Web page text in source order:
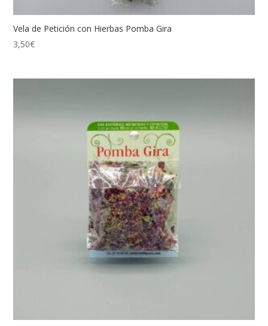
Vela de Petición con Hierbas Pomba Gira
3,50€